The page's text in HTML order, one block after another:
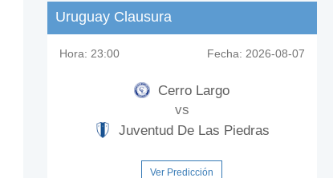
Uruguay Clausura
Hora: 23:00 Fecha: 2026-08-07
Cerro Largo
vs
Juventud De Las Piedras
Ver Predicción